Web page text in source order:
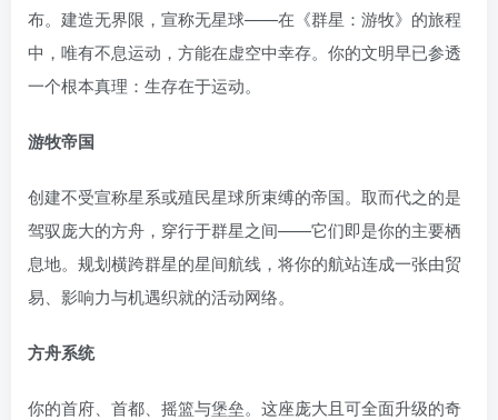
关注 关注 关注 关注
布。建造无界限，宣称无星球——在《群星：游牧》的旅程
中，唯有不息运动，方能在虚空中幸存。你的文明早已参透
一个根本真理：生存在于运动。
游牧帝国
创建不受宣称星系或殖民星球所束缚的帝国。取而代之的是
驾驭庞大的方舟，穿行于群星之间——它们即是你的主要栖
息地。规划横跨群星的星间航线，将你的航站连成一张由贸
易、影响力与机遇织就的活动网络。
方舟系统
你的首府、首都、摇篮与堡垒。这座庞大且可全面升级的奇